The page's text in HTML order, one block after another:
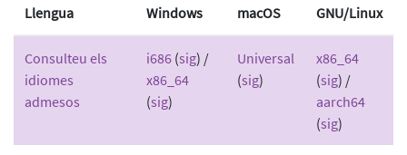
Llengua Windows macOS GNU/Linux
Consulteu els
idiomes
admesos
i686 (sig) /
x86_64
(sig)
Universal
(sig)
x86_64
(sig) /
aarch64
(sig)